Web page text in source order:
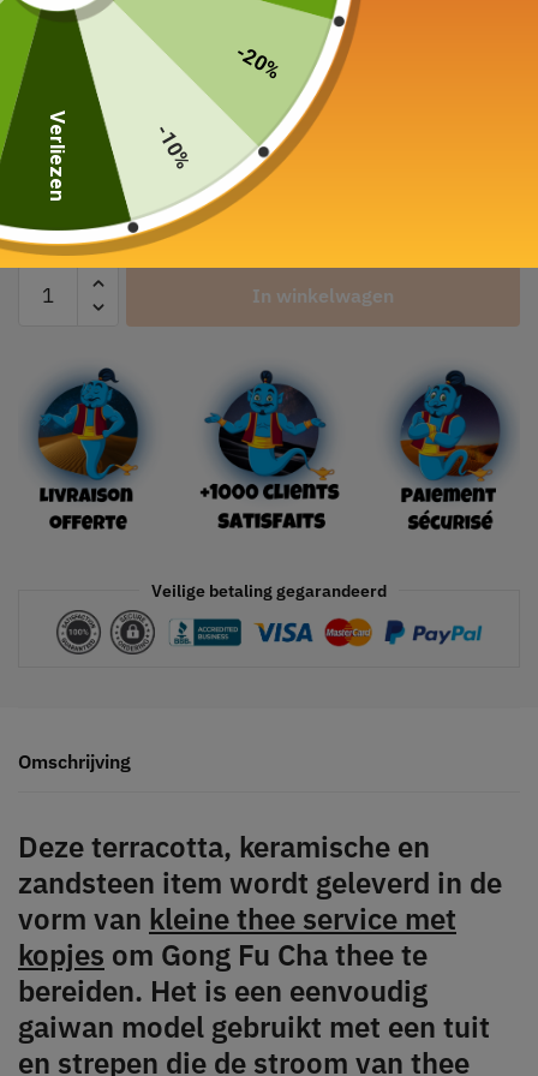
Kleur
Kittype
In winkelwagen
Veilige betaling gegarandeerd
Omschrijving
Deze terracotta, keramische en
zandsteen item wordt geleverd in de
vorm van kleine thee service met
kopjes om Gong Fu Cha thee te
bereiden. Het is een eenvoudig
gaiwan model gebruikt met een tuit
en strepen die de stroom van thee
-20%
-10%
Verliezen